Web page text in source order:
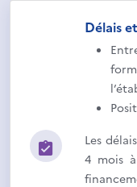
Délais
Les
4 mois